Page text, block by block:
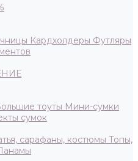
Кардхолдеры Футляры
тоуты Мини-сумки
сумок
сарафаны, костюмы Топы,